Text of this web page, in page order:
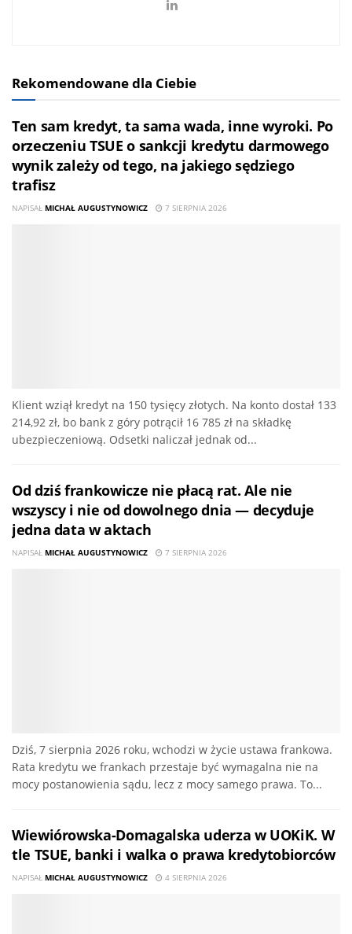
Rekomendowane dla Ciebie
Ten sam kredyt, ta sama wada, inne wyroki. Po
orzeczeniu TSUE o sankcji kredytu darmowego
wynik zależy od tego, na jakiego sędziego
trafisz
NAPISAŁ MICHAŁ AUGUSTYNOWICZ 7 SIERPNIA 2026
Klient wziął kredyt na 150 tysięcy złotych. Na konto dostał 133
214,92 zł, bo bank z góry potrącił 16 785 zł na składkę
ubezpieczeniową. Odsetki naliczał jednak od...
Od dziś frankowicze nie płacą rat. Ale nie
wszyscy i nie od dowolnego dnia — decyduje
jedna data w aktach
NAPISAŁ MICHAŁ AUGUSTYNOWICZ 7 SIERPNIA 2026
Dziś, 7 sierpnia 2026 roku, wchodzi w życie ustawa frankowa.
Rata kredytu we frankach przestaje być wymagalna nie na
mocy postanowienia sądu, lecz z mocy samego prawa. To...
Wiewiórowska-Domagalska uderza w UOKiK. W
tle TSUE, banki i walka o prawa kredytobiorców
NAPISAŁ MICHAŁ AUGUSTYNOWICZ 4 SIERPNIA 2026